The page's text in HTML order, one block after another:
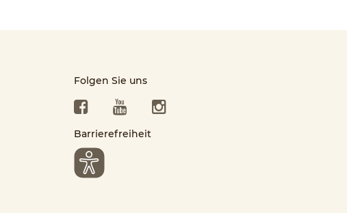
Folgen Sie uns
Facebook YouTubeInstagram
Barrierefreiheit